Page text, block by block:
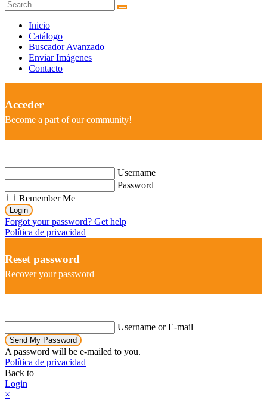
Inicio
Catálogo
Buscador Avanzado
Enviar Imágenes
Contacto
Acceder
Become a part of our community!
Username
Password
Remember Me
Login
Forgot your password? Get help
Política de privacidad
Reset password
Recover your password
Username or E-mail
Send My Password
A password will be e-mailed to you.
Política de privacidad
Back to
Login
×